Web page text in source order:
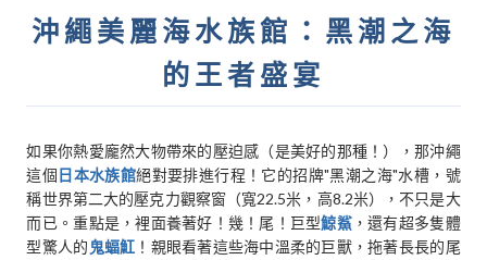
沖繩美麗海水族館：黑潮之海
的王者盛宴
如果你熱愛龐然大物帶來的壓迫感（是美好的那種！），那沖繩
這個日本水族館絕對要排進行程！它的招牌"黑潮之海"水槽，號
稱世界第二大的壓克力觀察窗（寬22.5米，高8.2米），不只是大
而已。重點是，裡面養著好！幾！尾！巨型鯨鯊，還有超多隻體
型驚人的 鬼蝠魟 ！親眼看著這些海中溫柔的巨獸，拖著長長的尾